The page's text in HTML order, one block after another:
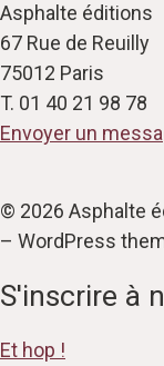
Asphalte éditions
67 Rue de Reuilly
75012 Paris
T. 01 40 21 98 78
Envoyer un
© 2026 Asphalte
– WordPress
S'inscrire à
Et hop !